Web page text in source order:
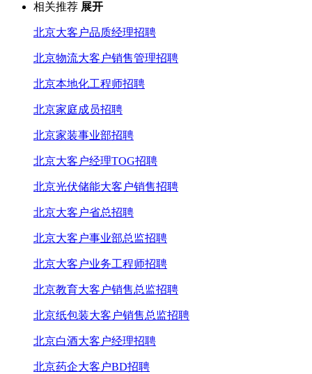
相关推荐 展开
北京大客户品质经理招聘
北京物流大客户销售管理招聘
北京本地化工程师招聘
北京家庭成员招聘
北京家装事业部招聘
北京大客户经理TOG招聘
北京光伏储能大客户销售招聘
北京大客户省总招聘
北京大客户事业部总监招聘
北京大客户业务工程师招聘
北京教育大客户销售总监招聘
北京纸包装大客户销售总监招聘
北京白酒大客户经理招聘
北京药企大客户BD招聘